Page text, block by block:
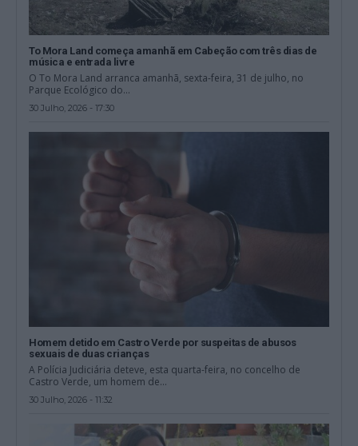
To Mora Land começa amanhã em Cabeção com três dias de
música e entrada livre
O To Mora Land arranca amanhã, sexta-feira, 31 de julho, no
Parque Ecológico do...
30 Julho, 2026 - 17:30
Homem detido em Castro Verde por suspeitas de abusos
sexuais de duas crianças
A Polícia Judiciária deteve, esta quarta-feira, no concelho de
Castro Verde, um homem de...
30 Julho, 2026 - 11:32